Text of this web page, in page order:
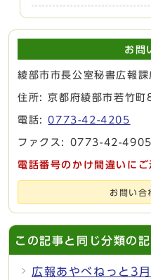
お問
綾部市市長公室秘書広報
住所: 京都府綾部市若竹町
電話:0773-42-4205
ファクス: 0773-42-4905
電話番号のかけ間違いにご
お問い合
この記事と同じ分類の
広報あやべねっと3